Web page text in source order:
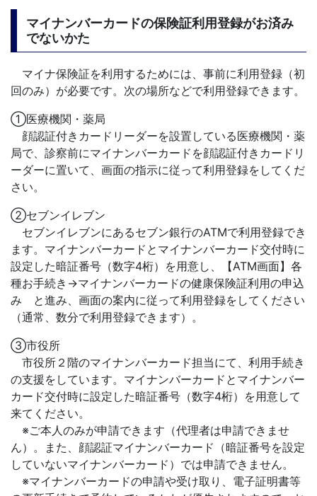
マイナンバーカードの保険証利用登録がお済み
でないかた
マイナ保険証を利用するためには、事前に利用登録（初
回のみ）が必要です。次の場所などで利用登録できます。
①医療機関・薬局
顔認証付きカードリーダーを設置している医療機関・薬
局で、診察前にマイナンバーカードを顔認証付きカードリ
ーダーに置いて、画面の指示に従って利用登録をしてくだ
さい。
②セブンイレブン
セブンイレブンにあるセブン銀行のATMで利用登録でき
ます。マイナンバーカードとマイナンバーカード交付時に
設定した暗証番号（数字4桁）を用意し、【ATM画面】各
種お手続き→マイナンバーカードの健康保険証利用の申込
み と進み、画面の案内に従って利用登録をしてください
（通常、数分で利用登録できます）。
③市役所
市役所２階のマイナンバーカード担当にて、利用手続き
の支援をしています。マイナンバーカードとマイナンバー
カード交付時に設定した暗証番号（数字4桁）を用意して
来てください。
※ご本人のみが申請できます（代理者は申請できませ
ん）。また、顔認証マイナンバーカード（暗証番号を設定
していないマイナンバーカード）では申請できません。
※マイナンバーカードの申請や受け取り、電子証明書等